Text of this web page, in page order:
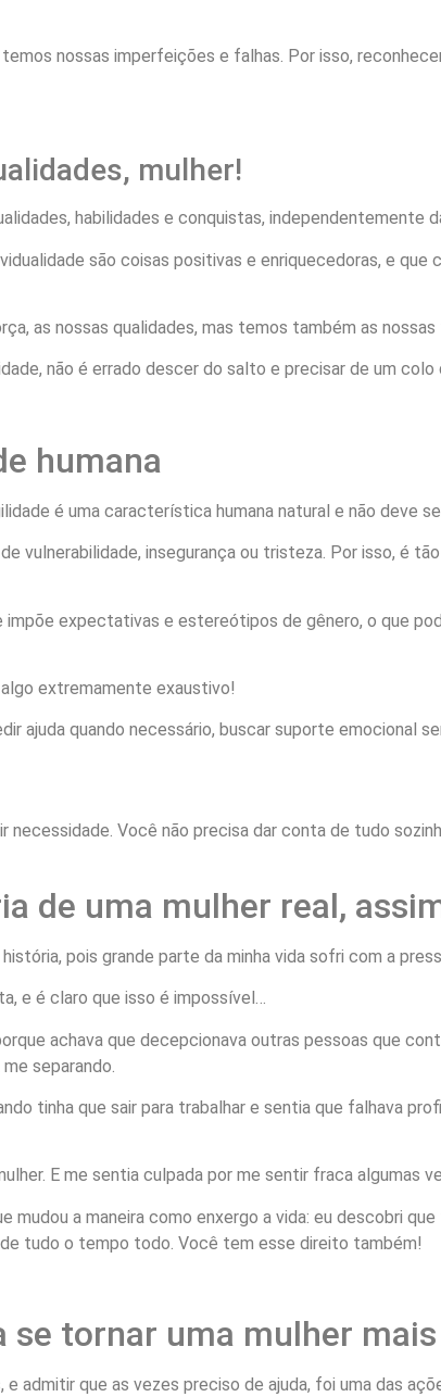
nossas imperfeições e falhas. Por isso,
mulher!
habilidades e conquistas, independentemente
são coisas positivas e enriquecedoras, e que
as nossas qualidades, mas temos também as
não é errado descer do salto e precisar de um colo
humana
é uma característica humana natural e não deve
vulnerabilidade, insegurança ou tristeza. Por isso, é
expectativas e estereótipos de gênero, o que
extremamente exaustivo!
ajuda quando necessário, buscar suporte emocional
de uma mulher real,
pois grande parte da minha vida sofri com a
e é claro que isso é impossível…
achava que decepcionava outras pessoas que
separando.
tinha que sair para trabalhar e sentia que falhava
E me sentia culpada por me sentir fraca algumas
a maneira como enxergo a vida: eu descobri
tudo o tempo todo. Você tem esse direito também!
se tornar uma mulher
admitir que as vezes preciso de ajuda, foi uma das